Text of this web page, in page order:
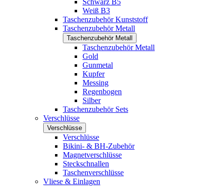
Schwarz B5
Weiß B3
Taschenzubehör Kunststoff
Taschenzubehör Metall
Taschenzubehör Metall
Taschenzubehör Metall
Gold
Gunmetal
Kupfer
Messing
Regenbogen
Silber
Taschenzubehör Sets
Verschlüsse
Verschlüsse
Verschlüsse
Bikini- & BH-Zubehör
Magnetverschlüsse
Steckschnallen
Taschenverschlüsse
Vliese & Einlagen